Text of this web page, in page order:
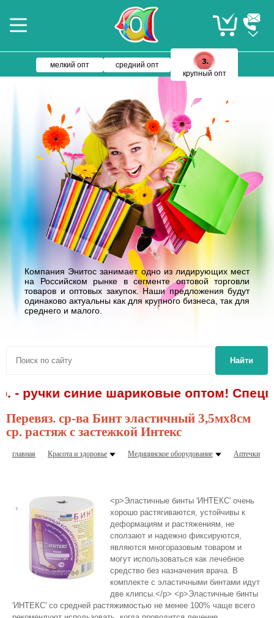
мелкий опт
средний опт
крупный опт
Компания Энитос занимает одно из лидирующих мест
на Российском рынке в сегменте оптовой торговли
товаров и оптовых закупок. Наши предложения будут
одинаково актуальны как для крупного бизнеса, так для
среднего и малого.
Найти
ручки синие шариковые оптом!
Перевяз. ср-ва Бинт эластичный 3,5мх8см
ср. растяж с застежкой Интекс
главная Красота и здоровье Медицинское оборудование Аптечки
<p>Эластичные бинты 'ИНТЕКС' очень
хорошо растягиваются, устойчивы к
деформациям и растяжениям, не
сползают и надежно фиксируются,
являются многоразовым товаром и
могут использоваться как лечебное
средство без назначения врача. В
комплекте с эластичными бинтами идут
две клипсы.</p> <p>Эластичные бинты
'ИНТЕКС' со средней растяжимостью не менее 100% чаще всего